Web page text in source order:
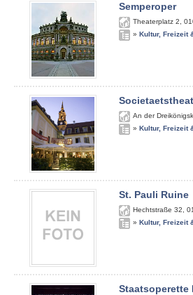
Semperoper
Theaterplatz 2
» Kultur, Freizeit
An der
» Kultur, Freizeit
St. Pauli Ruine
Hechtstraße 32
» Kultur, Freizeit
Staatsoperette